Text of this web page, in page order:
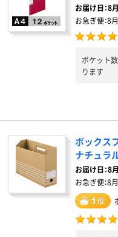
お届け日：8
お急ぎ便：8
ポケット
ります
ボックス
ナチュラ
お届け日：8
お急ぎ便：8